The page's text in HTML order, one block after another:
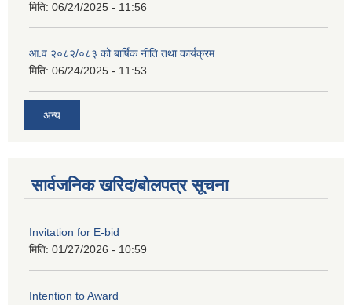
मिति: 06/24/2025 - 11:56
आ.व २०८२/०८३ को बार्षिक नीति तथा कार्यक्रम
मिति: 06/24/2025 - 11:53
अन्य
सार्वजनिक खरिद/बोलपत्र सूचना
Invitation for E-bid
मिति: 01/27/2026 - 10:59
Intention to Award